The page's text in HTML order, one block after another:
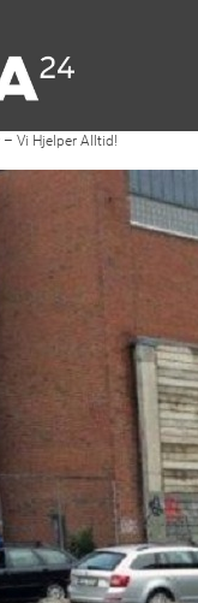
Vi Hjelper Alltid!